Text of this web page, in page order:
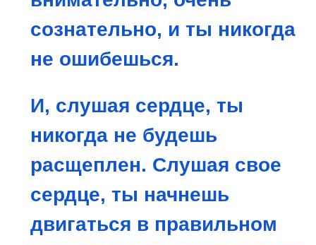
сознательно, и ты никогда
не ошибешься.
И, слушая сердце, ты
никогда не будешь
расщеплен. Слушая свое
сердце, ты начнешь
двигаться в правильном